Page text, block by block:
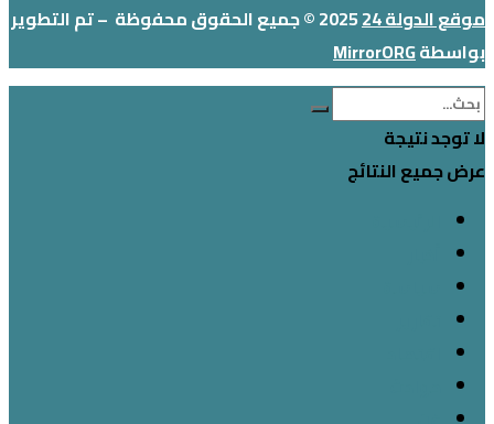
موقع الدولة 24
2025 © جميع الحقوق محفوظة – تم التطوير
بواسطةMirrorORG
لا توجد نتيجة
عرض جميع النتائج